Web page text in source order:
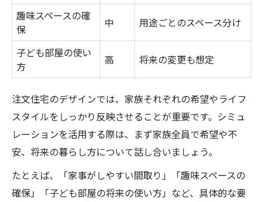
趣味スペースの確
保
中 用途ごとのスペース分け
子ども部屋の使い
方
高 将来の変更も想定
注文住宅のデザインでは、家族それぞれの希望やライフ
スタイルをしっかり反映させることが重要です。シミュ
レーションを活用する際は、まず家族全員で希望や不
安、将来の暮らし方について話し合いましょう。
たとえば、「家事がしやすい間取り」「趣味スペースの
確保」「子ども部屋の将来の使い方」など、具体的な要